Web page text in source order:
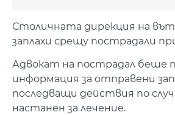
Столичната дирекция на
заплахи срещу пострадали
Адвокат на пострадал беше
информация за отправени
последващи действия по
настанен за лечение.